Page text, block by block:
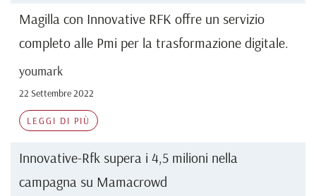
Magilla con Innovative RFK offre un servizio
completo alle Pmi per la trasformazione digitale.
youmark
22 Settembre 2022
LEGGI DI PIÙ
Innovative-Rfk supera i 4,5 milioni nella
campagna su Mamacrowd